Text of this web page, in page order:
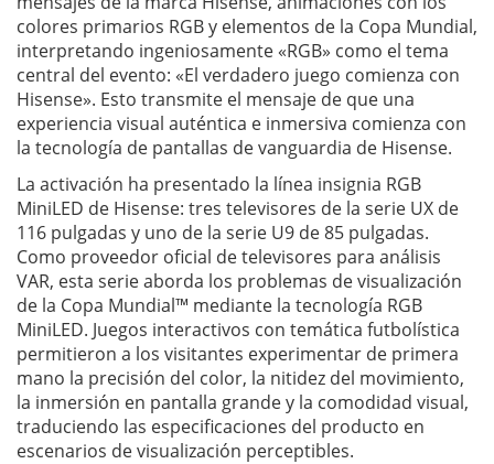
colores primarios RGB y elementos de la Copa Mundial,
interpretando ingeniosamente «RGB» como el tema
central del evento: «El verdadero juego comienza con
Hisense». Esto transmite el mensaje de que una
experiencia visual auténtica e inmersiva comienza con
la tecnología de pantallas de vanguardia de Hisense.
La activación ha presentado la línea insignia RGB
MiniLED de Hisense: tres televisores de la serie UX de
116 pulgadas y uno de la serie U9 de 85 pulgadas.
Como proveedor oficial de televisores para análisis
VAR, esta serie aborda los problemas de visualización
de la Copa Mundial™ mediante la tecnología RGB
MiniLED. Juegos interactivos con temática futbolística
permitieron a los visitantes experimentar de primera
mano la precisión del color, la nitidez del movimiento,
la inmersión en pantalla grande y la comodidad visual,
traduciendo las especificaciones del producto en
escenarios de visualización perceptibles.